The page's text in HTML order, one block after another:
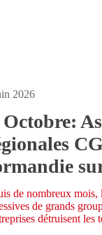
2026
Octobre:
de nombreux mois,
de grands
détruisent les